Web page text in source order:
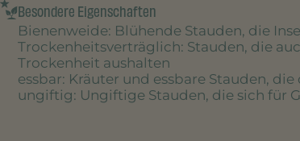
Besondere Eigenschaften
Bienenweide: Blühende Stauden, die
Trockenheitsverträglich: Stauden, die
Trockenheit aushalten
essbar: Kräuter und essbare Stauden,
ungiftig: Ungiftige Stauden, die sich für